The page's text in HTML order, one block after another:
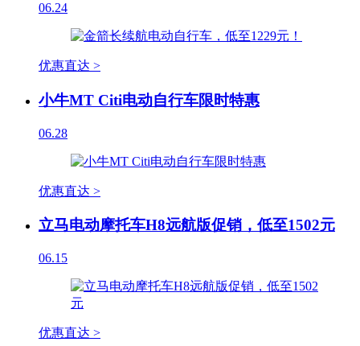
06.24
优惠直达 >
小牛MT Citi电动自行车限时特惠
06.28
优惠直达 >
立马电动摩托车H8远航版促销，低至1502元
06.15
优惠直达 >